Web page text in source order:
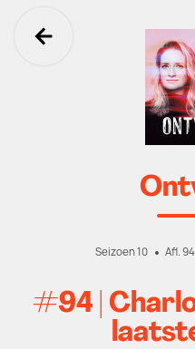
Ga terug
Seizoen 10 Afl. 94
#94 |